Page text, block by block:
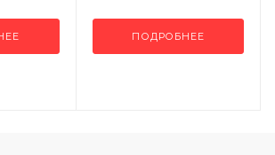
ПОДРОБНЕЕ